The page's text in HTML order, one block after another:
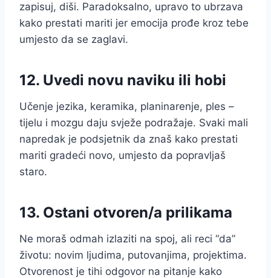
zapisuj, diši. Paradoksalno, upravo to ubrzava
kako prestati mariti jer emocija prođe kroz tebe
umjesto da se zaglavi.
12. Uvedi novu naviku ili hobi
Učenje jezika, keramika, planinarenje, ples –
tijelu i mozgu daju svježe podražaje. Svaki mali
napredak je podsjetnik da znaš kako prestati
mariti gradeći novo, umjesto da popravljaš
staro.
13. Ostani otvoren/a prilikama
Ne moraš odmah izlaziti na spoj, ali reci “da”
životu: novim ljudima, putovanjima, projektima.
Otvorenost je tihi odgovor na pitanje kako